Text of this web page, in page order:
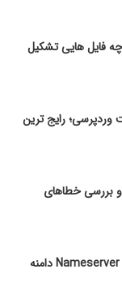
فایل­ هایی تشکیل
وردپرسی؛ رایج‌ ترین
نصب قالب در WordPress و بررسی خطاهای
از کجا متوجه شویم نیم ‌سرور Nameserver دامنه